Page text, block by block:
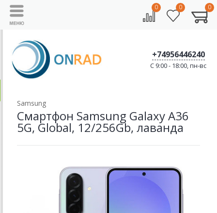
0 0 0
+74956446240
C 9:00 - 18:00, пн-вс
Samsung
Смартфон Samsung Galaxy A36
5G, Global, 12/256Gb, лаванда